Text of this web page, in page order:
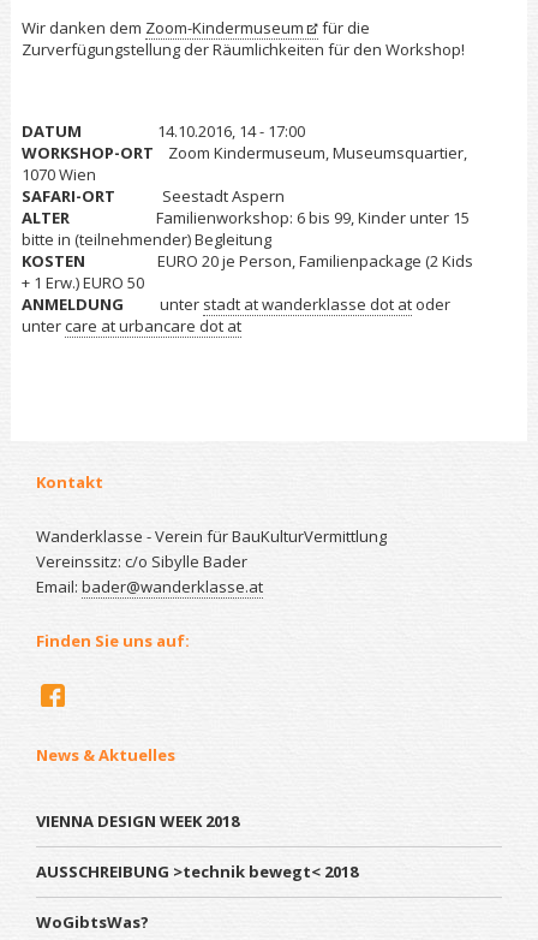
Wir danken dem Zoom-Kindermuseum
für die
Zurverfügungstellung der Räumlichkeiten für den Workshop!
DATUM 14.10.2016, 14 - 17:00
WORKSHOP-ORT
Zoom Kindermuseum, Museumsquartier,
1070 Wien
SAFARI-ORT Seestadt Aspern
ALTER
Familienworkshop: 6 bis 99, Kinder unter 15
bitte in (teilnehmender) Begleitung
KOSTEN
EURO 20 je Person, Familienpackage (2 Kids
+ 1 Erw.) EURO 50
ANMELDUNG unter stadt at wanderklasse dot atoder
untercare at urbancare dot at
Kontakt
Wanderklasse - Verein für BauKulturVermittlung
Vereinssitz: c/o Sibylle Bader
Email: bader@wanderklasse.at
Finden Sie uns auf:
News & Aktuelles
VIENNA DESIGN WEEK 2018
AUSSCHREIBUNG >technik bewegt< 2018
WoGibtsWas?